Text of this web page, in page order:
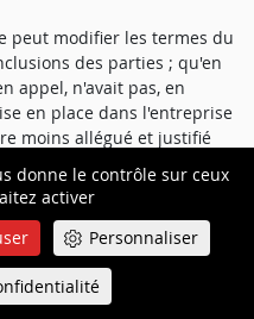
donne le contrôle sur ceux
activer
Personnaliser
peut modifier les termes du
des parties ; qu'en
appel, n'avait pas, en
en place dans l'entreprise
moins allégué et justifié
en place d'horaires
les termes du litige
civile ;
L. 3122-23 et L. 3122-24
applicable à l'espèce,